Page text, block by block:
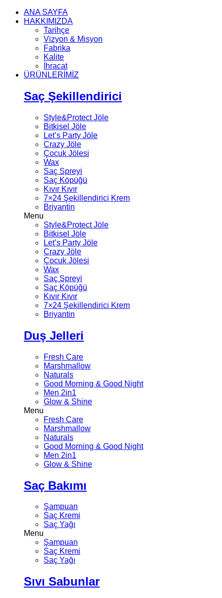
ANA SAYFA
HAKKIMIZDA
Tarihçe
Vizyon & Misyon
Fabrika
Kalite
İhracat
ÜRÜNLERİMİZ
Saç Şekillendirici
Style&Protect Jöle
Bitkisel Jöle
Let’s Party Jöle
Crazy Jöle
Çocuk Jölesi
Wax
Saç Spreyi
Saç Köpüğü
Kıvır Kıvır
7×24 Şekillendirici Krem
Briyantin
Menu
Style&Protect Jöle
Bitkisel Jöle
Let’s Party Jöle
Crazy Jöle
Çocuk Jölesi
Wax
Saç Spreyi
Saç Köpüğü
Kıvır Kıvır
7×24 Şekillendirici Krem
Briyantin
Duş Jelleri
Fresh Care
Marshmallow
Naturals
Good Morning & Good Night
Men 2in1
Glow & Shine
Menu
Fresh Care
Marshmallow
Naturals
Good Morning & Good Night
Men 2in1
Glow & Shine
Saç Bakımı
Şampuan
Saç Kremi
Saç Yağı
Menu
Şampuan
Saç Kremi
Saç Yağı
Sıvı Sabunlar